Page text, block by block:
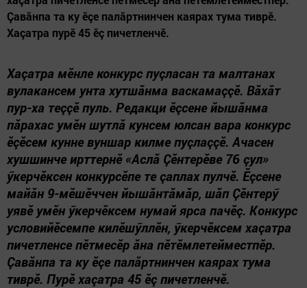
Çавăнпа та ку ӗçе палăртнинчен каярах тума тиврӗ.
Хаçатра пурӗ 45 ӗç пичетленчӗ.
Хаçатра мӗнле конкурс пуçласан та малтанах
вулакансем унта хутшăнма васкамаççӗ. Вăхăт
пур-ха теççӗ пуль. Редакци ӗçсене йышăнма
пăрахас умӗн шутлă кунсем юлсан вара конкурс
ӗçӗсем кунне вуншар килме пуçлаççӗ. Ачасен
хушшинче ирттернӗ «Аслă Çӗнтерӗве 76 çул»
ӳкерчӗксен конкурсӗпе те çаплах пулчӗ. Ӗçсене
майăн 9-мӗшӗччен йышăнтăмăр, шăп Çӗнтерӳ
уявӗ умӗн ӳкерчӗксем нумай ярса пачӗç. Конкурс
условийӗсемпе килӗшӳллӗн, ӳкерчӗксем хаçатра
пичетленсе пӗтмесӗр ăна пӗтӗмлетейместпӗр.
Çавăнпа та ку ӗçе палăртнинчен каярах тума
тиврӗ. Пурӗ хаçатра 45 ӗç пичетленчӗ.